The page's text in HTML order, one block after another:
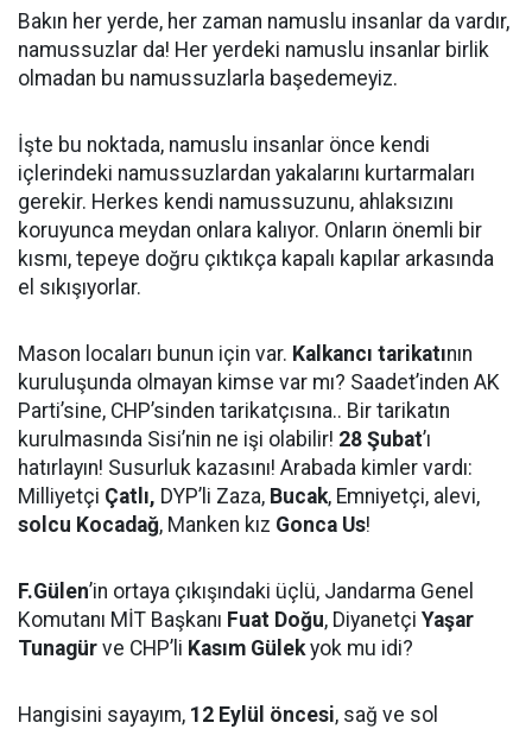
Bakın her yerde, her zaman namuslu insanlar da vardır,
namussuzlar da! Her yerdeki namuslu insanlar birlik
olmadan bu namussuzlarla başedemeyiz.
İşte bu noktada, namuslu insanlar önce kendi
içlerindeki namussuzlardan yakalarını kurtarmaları
gerekir. Herkes kendi namussuzunu, ahlaksızını
koruyunca meydan onlara kalıyor. Onların önemli bir
kısmı, tepeye doğru çıktıkça kapalı kapılar arkasında
el sıkışıyorlar.
Mason locaları bunun için var. Kalkancı tarikatının
kuruluşunda olmayan kimse var mı? Saadet’inden AK
Parti’sine, CHP’sinden tarikatçısına.. Bir tarikatın
kurulmasında Sisi’nin ne işi olabilir! 28 Şubat’ı
hatırlayın! Susurluk kazasını! Arabada kimler vardı:
Milliyetçi Çatlı, DYP’li Zaza, Bucak, Emniyetçi, alevi,
solcu Kocadağ, Manken kız Gonca Us!
F.Gülen’in ortaya çıkışındaki üçlü, Jandarma Genel
Komutanı MİT Başkanı Fuat Doğu, Diyanetçi Yaşar
Tunagür ve CHP’li Kasım Gülekyok mu idi?
Hangisini sayayım, 12 Eylül öncesi, sağ ve sol